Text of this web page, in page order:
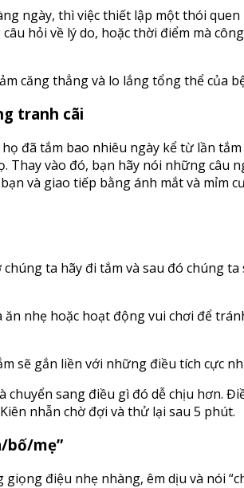
ngày, thì việc thiết lập một thói
hỏi về lý do, hoặc thời điểm mà
căng thẳng và lo lắng tổng thể của
tranh cãi
đã tắm bao nhiêu ngày kể từ lần
vào đó, bạn hãy nói những câu
và giao tiếp bằng ánh mắt và mỉm
ta hãy đi tắm và sau đó chúng
nhẹ hoặc hoạt động vui chơi để
sẽ gắn liền với những điều tích cực
sang điều gì đó dễ chịu hơn.
nhẫn chờ đợi và thử lại sau 5 phút.
bố/mẹ”
điệu nhẹ nhàng, êm dịu và nói